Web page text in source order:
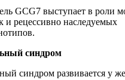
GCG7 выступает в роли
и рецессивно наследуемых
синдром
синдром развивается у